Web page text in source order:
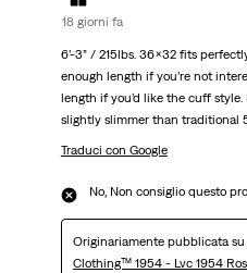
18 giorni fa
6’-3” / 215lbs. 36x32 fits
enough length if you’re not
length if you’d like the cuff
slightly slimmer than traditional
Traduci con Google
No, Non consiglio questo
Originariamente pubblicata su
Clothing™ 1954 - Lvc 1954